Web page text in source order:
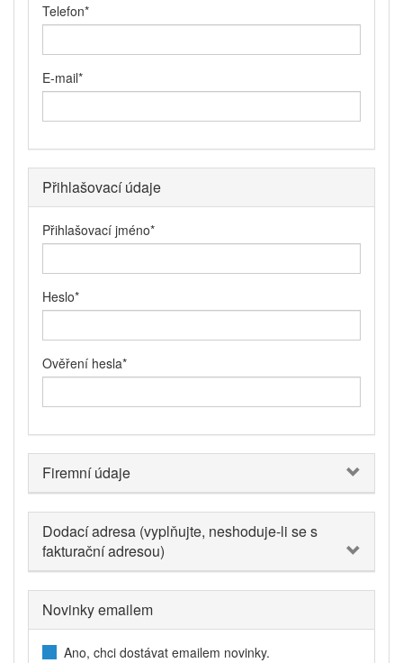
Telefon*
E-mail*
Přihlašovací údaje
Přihlašovací jméno*
Heslo*
Ověření hesla*
Firemní údaje
Dodací adresa (vyplňujte, neshoduje-li se s
fakturační adresou)
Novinky emailem
Ano, chci dostávat emailem novinky.